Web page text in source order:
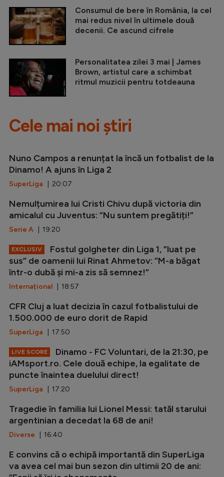
Consumul de bere în România, la cel
mai redus nivel în ultimele două
decenii. Ce ascund cifrele
Personalitatea zilei 3 mai | James
Brown, artistul care a schimbat
ritmul muzicii pentru totdeauna
Cele mai noi știri
Nuno Campos a renunțat la încă un fotbalist de la
Dinamo! A ajuns în Liga 2
SuperLiga | 20:07
Nemulțumirea lui Cristi Chivu după victoria din
amicalul cu Juventus: ”Nu suntem pregătiți!”
Serie A | 19:20
EXCLUSIV
Fostul golgheter din Liga 1, ”luat pe
sus” de oamenii lui Rinat Ahmetov: ”M-a băgat
într-o dubă și mi-a zis să semnez!”
Internațional | 18:57
CFR Cluj a luat decizia în cazul fotbalistului de
1.500.000 de euro dorit de Rapid
SuperLiga | 17:50
LIVE SCORE
Dinamo - FC Voluntari, de la 21:30, pe
iAMsport.ro. Cele două echipe, la egalitate de
puncte înaintea duelului direct!
SuperLiga | 17:20
Tragedie în familia lui Lionel Messi: tatăl starului
argentinian a decedat la 68 de ani!
Diverse | 16:40
E convins că o echipă importantă din SuperLiga
va avea cel mai bun sezon din ultimii 20 de ani: